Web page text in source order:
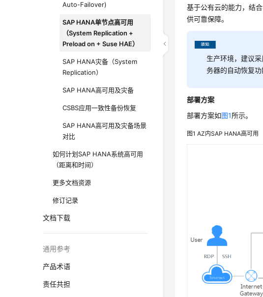
Auto-Failover)
SAP HANA单节点高可用
（System Replication +
Preload on + Suse HAE）
SAP HANA灾备（System
Replication）
SAP HANA高可用及灾备
CSBS应用一致性备份恢复
SAP HANA高可用及灾备场景
对比
如何计划SAP HANA系统高可用
（距离和时间）
更多文档资源
修订记录
文档下载
通用参考
产品术语
责任共担
基于公有云的能力，结
供可靠保障。
生产环境，建议
务器的自动恢复功
部署方案
部署方案如图1所示。
图1AZ内SAP HANA高可用